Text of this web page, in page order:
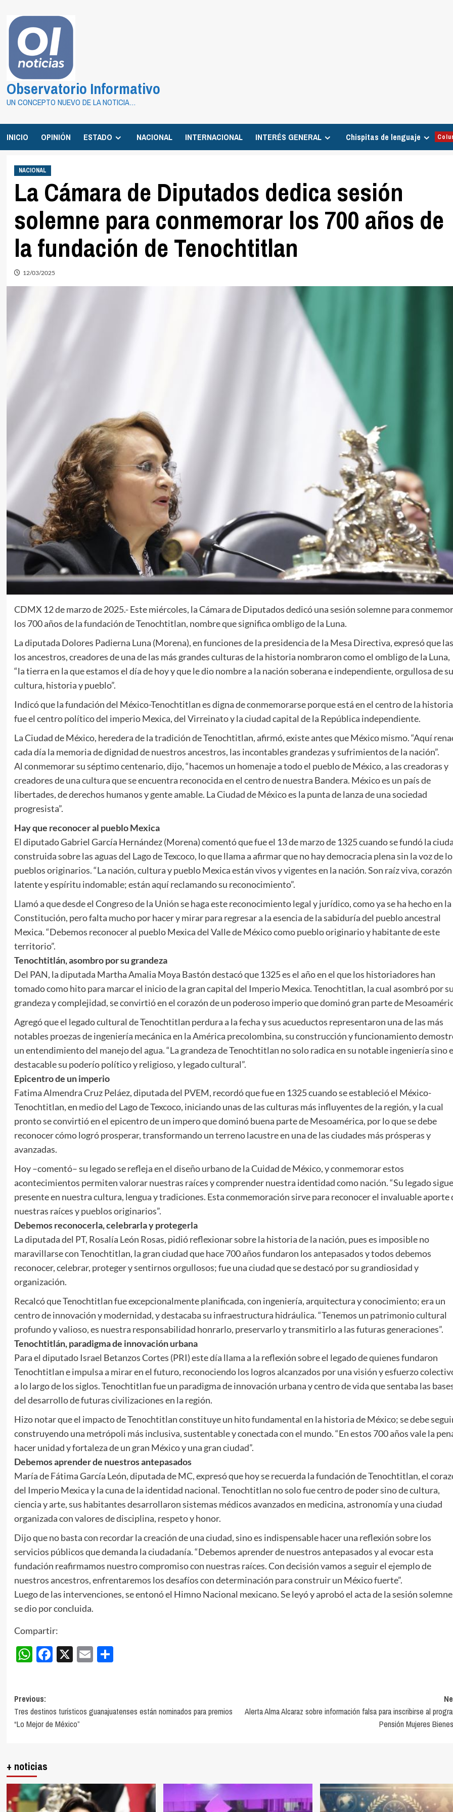
contenido
Observatorio Informativo
UN CONCEPTO NUEVO DE LA NOTICIA…
INICIO OPINIÓN ESTADO NACIONAL INTERNACIONAL INTERÉS GENERAL Chispitas de lenguaje
NACIONAL
La Cámara de Diputados dedica sesión
solemne para conmemorar los 700 años de
la fundación de Tenochtitlan
12/03/2025
CDMX 12 de marzo de 2025.- Este miércoles, la Cámara de Diputados dedicó una sesión solemne para
los 700 años de la fundación de Tenochtitlan, nombre que significa ombligo de la Luna.
La diputada Dolores Padierna Luna (Morena), en funciones de la presidencia de la Mesa Directiva, expresó que
los ancestros, creadores de una de las más grandes culturas de la historia nombraron como el ombligo de la Luna,
“la tierra en la que estamos el día de hoy y que le dio nombre a la nación soberana e independiente, orgullosa de su
cultura, historia y pueblo”.
Indicó que la fundación del México-Tenochtitlan es digna de conmemorarse porque está en el centro de la
fue el centro político del imperio Mexica, del Virreinato y la ciudad capital de la República independiente.
La Ciudad de México, heredera de la tradición de Tenochtitlan, afirmó, existe antes que México mismo. “Aquí
cada día la memoria de dignidad de nuestros ancestros, las incontables grandezas y sufrimientos de la nación”.
Al conmemorar su séptimo centenario, dijo, “hacemos un homenaje a todo el pueblo de México, a las creadoras y
creadores de una cultura que se encuentra reconocida en el centro de nuestra Bandera. México es un país de
libertades, de derechos humanos y gente amable. La Ciudad de México es la punta de lanza de una sociedad
progresista”.
Hay que reconocer al pueblo Mexica
El diputado Gabriel García Hernández (Morena) comentó que fue el 13 de marzo de 1325 cuando se fundó la
construida sobre las aguas del Lago de Texcoco, lo que llama a afirmar que no hay democracia plena sin la voz de
pueblos originarios. “La nación, cultura y pueblo Mexica están vivos y vigentes en la nación. Son raíz viva, corazón
latente y espíritu indomable; están aquí reclamando su reconocimiento”.
Llamó a que desde el Congreso de la Unión se haga este reconocimiento legal y jurídico, como ya se ha hecho en la
Constitución, pero falta mucho por hacer y mirar para regresar a la esencia de la sabiduría del pueblo ancestral
Mexica. “Debemos reconocer al pueblo Mexica del Valle de México como pueblo originario y habitante de este
territorio”.
Tenochtitlán, asombro por su grandeza
Del PAN, la diputada Martha Amalia Moya Bastón destacó que 1325 es el año en el que los historiadores han
tomado como hito para marcar el inicio de la gran capital del Imperio Mexica. Tenochtitlan, la cual asombró por
grandeza y complejidad, se convirtió en el corazón de un poderoso imperio que dominó gran parte de
Agregó que el legado cultural de Tenochtitlan perdura a la fecha y sus acueductos representaron una de las más
notables proezas de ingeniería mecánica en la América precolombina, su construcción y funcionamiento
un entendimiento del manejo del agua. “La grandeza de Tenochtitlan no solo radica en su notable ingeniería sino
destacable su poderío político y religioso, y legado cultural”.
Epicentro de un imperio
Fatima Almendra Cruz Peláez, diputada del PVEM, recordó que fue en 1325 cuando se estableció el México-
Tenochtitlan, en medio del Lago de Texcoco, iniciando unas de las culturas más influyentes de la región, y la cual
pronto se convirtió en el epicentro de un impero que dominó buena parte de Mesoamérica, por lo que se debe
reconocer cómo logró prosperar, transformando un terreno lacustre en una de las ciudades más prósperas y
avanzadas.
Hoy –comentó– su legado se refleja en el diseño urbano de la Cuidad de México, y conmemorar estos
acontecimientos permiten valorar nuestras raíces y comprender nuestra identidad como nación. “Su legado sigue
presente en nuestra cultura, lengua y tradiciones. Esta conmemoración sirve para reconocer el invaluable aporte
nuestras raíces y pueblos originarios”.
Debemos reconocerla, celebrarla y protegerla
La diputada del PT, Rosalía León Rosas, pidió reflexionar sobre la historia de la nación, pues es imposible no
maravillarse con Tenochtitlan, la gran ciudad que hace 700 años fundaron los antepasados y todos debemos
reconocer, celebrar, proteger y sentirnos orgullosos; fue una ciudad que se destacó por su grandiosidad y
organización.
Recalcó que Tenochtitlan fue excepcionalmente planificada, con ingeniería, arquitectura y conocimiento; era un
centro de innovación y modernidad, y destacaba su infraestructura hidráulica. “Tenemos un patrimonio cultural
profundo y valioso, es nuestra responsabilidad honrarlo, preservarlo y transmitirlo a las futuras generaciones”.
Tenochtitlán, paradigma de innovación urbana
Para el diputado Israel Betanzos Cortes (PRI) este día llama a la reflexión sobre el legado de quienes fundaron
Tenochtitlan e impulsa a mirar en el futuro, reconociendo los logros alcanzados por una visión y esfuerzo
a lo largo de los siglos. Tenochtitlan fue un paradigma de innovación urbana y centro de vida que sentaba las
del desarrollo de futuras civilizaciones en la región.
Hizo notar que el impacto de Tenochtitlan constituye un hito fundamental en la historia de México; se debe
construyendo una metrópoli más inclusiva, sustentable y conectada con el mundo. “En estos 700 años vale la
hacer unidad y fortaleza de un gran México y una gran ciudad”.
Debemos aprender de nuestros antepasados
María de Fátima García León, diputada de MC, expresó que hoy se recuerda la fundación de Tenochtitlan, el
del Imperio Mexica y la cuna de la identidad nacional. Tenochtitlan no solo fue centro de poder sino de cultura,
ciencia y arte, sus habitantes desarrollaron sistemas médicos avanzados en medicina, astronomía y una ciudad
organizada con valores de disciplina, respeto y honor.
Dijo que no basta con recordar la creación de una ciudad, sino es indispensable hacer una reflexión sobre los
servicios públicos que demanda la ciudadanía. “Debemos aprender de nuestros antepasados y al evocar esta
fundación reafirmamos nuestro compromiso con nuestras raíces. Con decisión vamos a seguir el ejemplo de
nuestros ancestros, enfrentaremos los desafíos con determinación para construir un México fuerte”.
Luego de las intervenciones, se entonó el Himno Nacional mexicano. Se leyó y aprobó el acta de la sesión
se dio por concluida.
Compartir:
WhatsApp
Facebook
X EmailCompartir
Post
navigation
Previous:
Tres destinos turísticos guanajuatenses están nominados para premios
“Lo Mejor de México”
Alerta Alma Alcaraz sobre información falsa para inscribirse al
Pensión Mujeres
+ noticias